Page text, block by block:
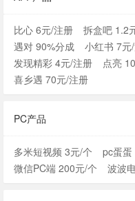
比心 6元/注册 拆盒吧 1.2
遇对 90%分成
小红书 7元
发现精彩 4元/注册
点亮
喜乡遇 70元/注册
PC产品
多米短视频 3元/个 pc蛋蛋
微信PC端 200元/个
波波